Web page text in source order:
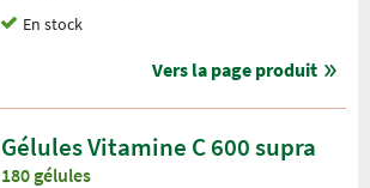
En stock
Vers la page produit
Gélules Vitamine C 600 supra
180 gélules